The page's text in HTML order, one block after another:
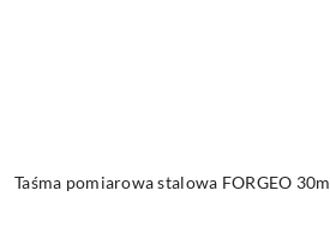
Taśma pomiarowa stalowa FORGEO 30m